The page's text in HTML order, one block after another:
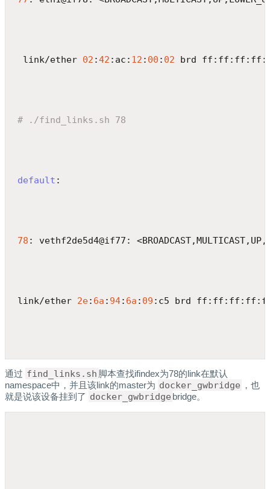
link/ether 02 :42 :ac: 12 : 00 : 02 brd
# ./find_links.sh 78
default :
78 : vethf2de5d4@if77:
link/ether 2e: 6a : 94: 6a : 09 :c5 brd
通过 find_links.sh 脚本查找ifindex为78的link在默认
namespace中，并且该link的master为 docker_gwbridge ，也
就是说该设备挂到了 docker_gwbridge bridge。